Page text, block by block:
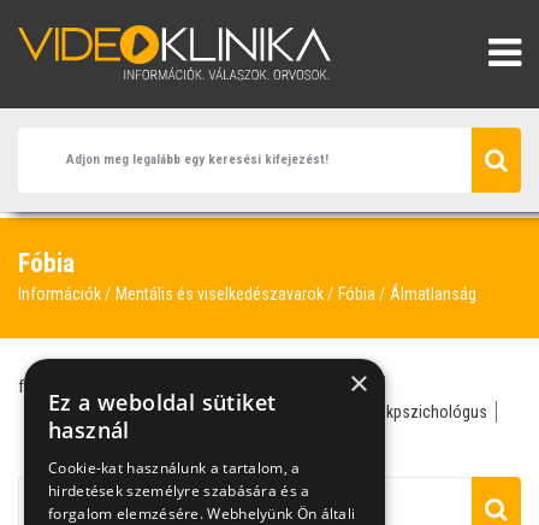
Fóbia
Információk Mentális és viselkedészavarok Fóbia Álmatlanság
fóbia
bánat
dependens személyiségzavar
dühroham
gyermekpszichológus
halálfélelem
×
Ez a weboldal sütiket
használ
Cookie-kat használunk a tartalom, a
hirdetések személyre szabására és a
forgalom elemzésére. Webhelyünk Ön általi